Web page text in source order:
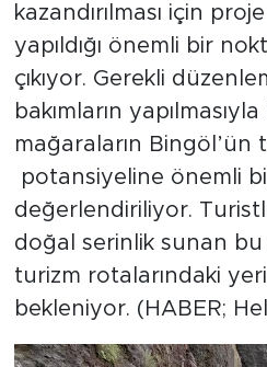
kazandırılması için proje
yapıldığı önemli bir
çıkıyor. Gerekli
bakımların
mağaraların Bingöl’ün
potansiyeline önemli
değerlendiriliyor.
doğal serinlik sunan bu
turizm rotalarındaki
bekleniyor. (HABER;